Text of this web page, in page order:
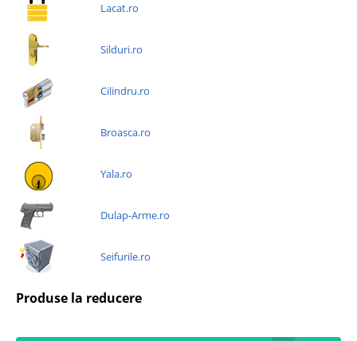
Lacat.ro
Silduri.ro
Cilindru.ro
Broasca.ro
Yala.ro
Dulap-Arme.ro
Seifurile.ro
Produse la reducere